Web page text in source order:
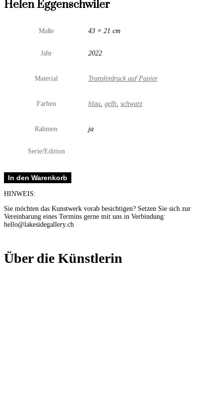
Helen Eggenschwiler
Maße 43 × 21 cm
Jahr 2022
Material Transferdruck auf Papier
Farben blau gelb schwarz
Rahmen ja
Serie/Edition
Ohne
Titel
Menge
In den Warenkorb
HINWEIS:
Sie möchten das Kunstwerk vorab besichtigen? Setzen Sie sich zur
Vereinbarung eines Termins gerne mit uns in Verbindung:
hello@lakesidegallery.ch
Über die Künstlerin